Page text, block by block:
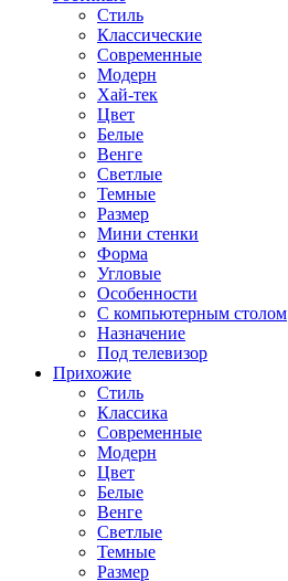
Стиль
Классические
Современные
Модерн
Хай-тек
Цвет
Белые
Венге
Светлые
Темные
Размер
Мини стенки
Форма
Угловые
Особенности
С компьютерным столом
Назначение
Под телевизор
Прихожие
Стиль
Классика
Современные
Модерн
Цвет
Белые
Венге
Светлые
Темные
Размер